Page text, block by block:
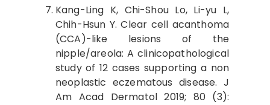
Kang-Ling K, Chi-Shou Lo, Li-yu L,
Chih-Hsun Y. Clear cell acanthoma
(CCA)-like lesions of the
nipple/areola: A clinicopathological
study of 12 cases supporting a non
neoplastic eczematous disease. J
Am Acad Dermatol 2019; 80 (3):